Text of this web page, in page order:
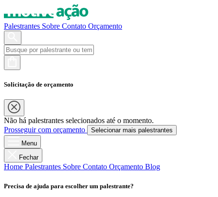
Palestrantes Sobre Contato Orçamento
Solicitação de orçamento
Não há palestrantes selecionados até o momento.
Prosseguir com orçamento
Selecionar mais palestrantes
Menu
Fechar
Home Palestrantes Sobre Contato Orçamento Blog
Precisa de ajuda para escolher um palestrante?